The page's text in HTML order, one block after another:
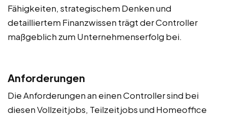
Fähigkeiten, strategischem Denken und
detailliertem Finanzwissen trägt der Controller
maßgeblich zum Unternehmenserfolg bei.
Anforderungen
Die Anforderungen an einen Controller sind bei
diesen Vollzeitjobs, Teilzeitjobs und Homeoffice